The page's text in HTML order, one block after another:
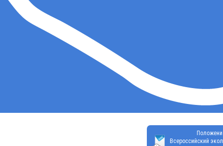
Всероссийский